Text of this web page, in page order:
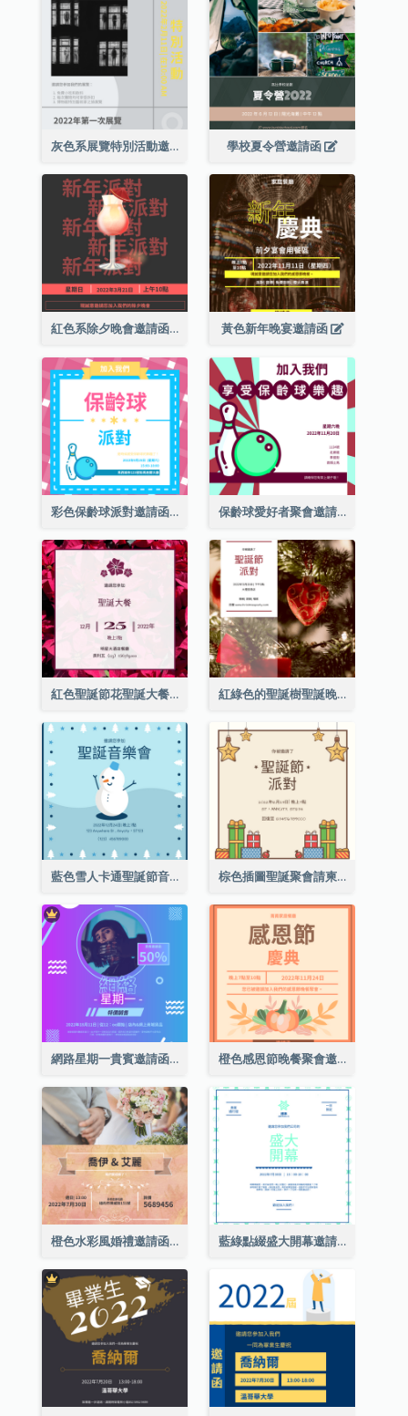
灰色系展覽特別活動邀請函 學校夏令營邀請函
紅色系除夕晚會邀請函 黃色新年晚宴邀請函
彩色保齡球派對邀請函 保齡球愛好者聚會邀請函
紅色聖誕節花聖誕大餐請柬 紅綠色的聖誕樹聖誕晚會邀請函
藍色雪人卡通聖誕節音樂會邀請 棕色插圖聖誕聚會請柬
網路星期一貴賓邀請函 橙色感恩節晚餐聚會邀請函
橙色水彩風婚禮邀請函 藍綠點綴盛大開幕邀請函